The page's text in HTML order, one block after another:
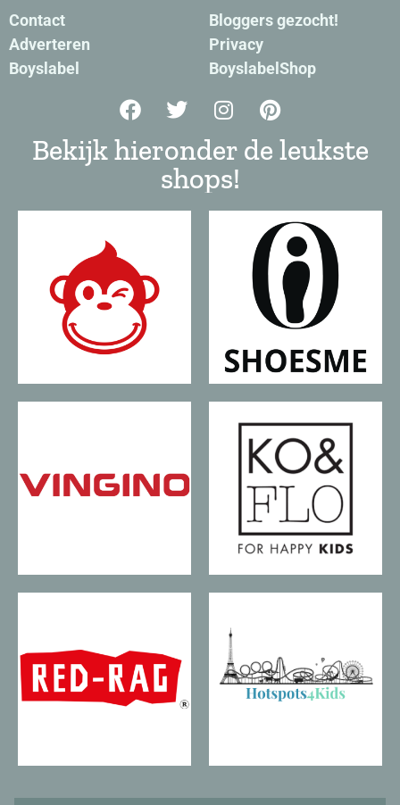
Contact
Adverteren
Boyslabel
Bloggers gezocht!
Privacy
BoyslabelShop
Bekijk hieronder de leukste
shops!